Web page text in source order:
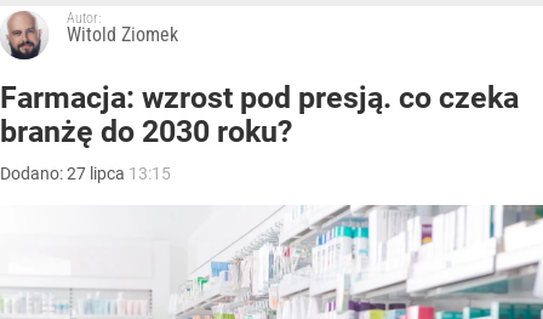
Autor:
Witold Ziomek
Farmacja: wzrost pod presją. co czeka
branżę do 2030 roku?
Dodano:27 lipca 13:15